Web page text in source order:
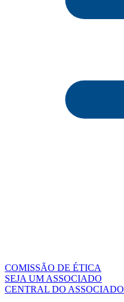
COMISSÃO DE ÉTICA
SEJA UM ASSOCIADO
CENTRAL DO ASSOCIADO